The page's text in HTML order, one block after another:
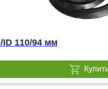
ID 110/94 мм